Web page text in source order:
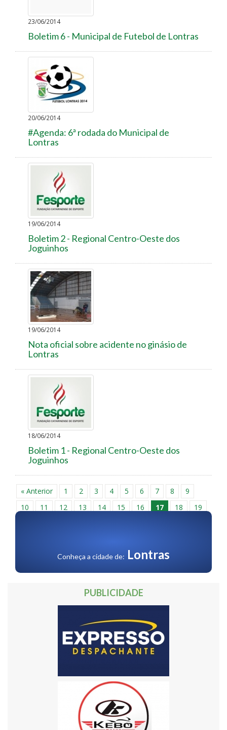
23/06/2014
Boletim 6 - Municipal de Futebol de Lontras
20/06/2014
#Agenda: 6ª rodada do Municipal de
Lontras
19/06/2014
Boletim 2 - Regional Centro-Oeste dos
Joguinhos
19/06/2014
Nota oficial sobre acidente no ginásio de
Lontras
18/06/2014
Boletim 1 - Regional Centro-Oeste dos
Joguinhos
« Anterior 1 2 3 4 5 6 7 8
9
10
11 12 13 14 15 16 17 18
19
Conheça a cidade de: Lontras
PUBLICIDADE